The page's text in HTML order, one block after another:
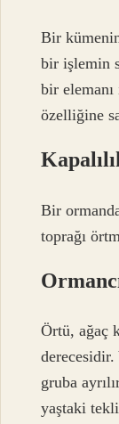
Bir
bir işlemin
bir
özelliğine
Bir
toprağı
Örtü, ağaç
gruba
yaştaki